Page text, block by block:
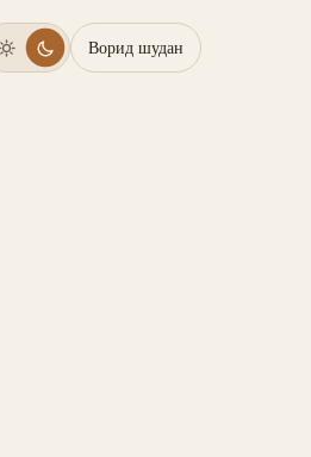
Ворид шудан